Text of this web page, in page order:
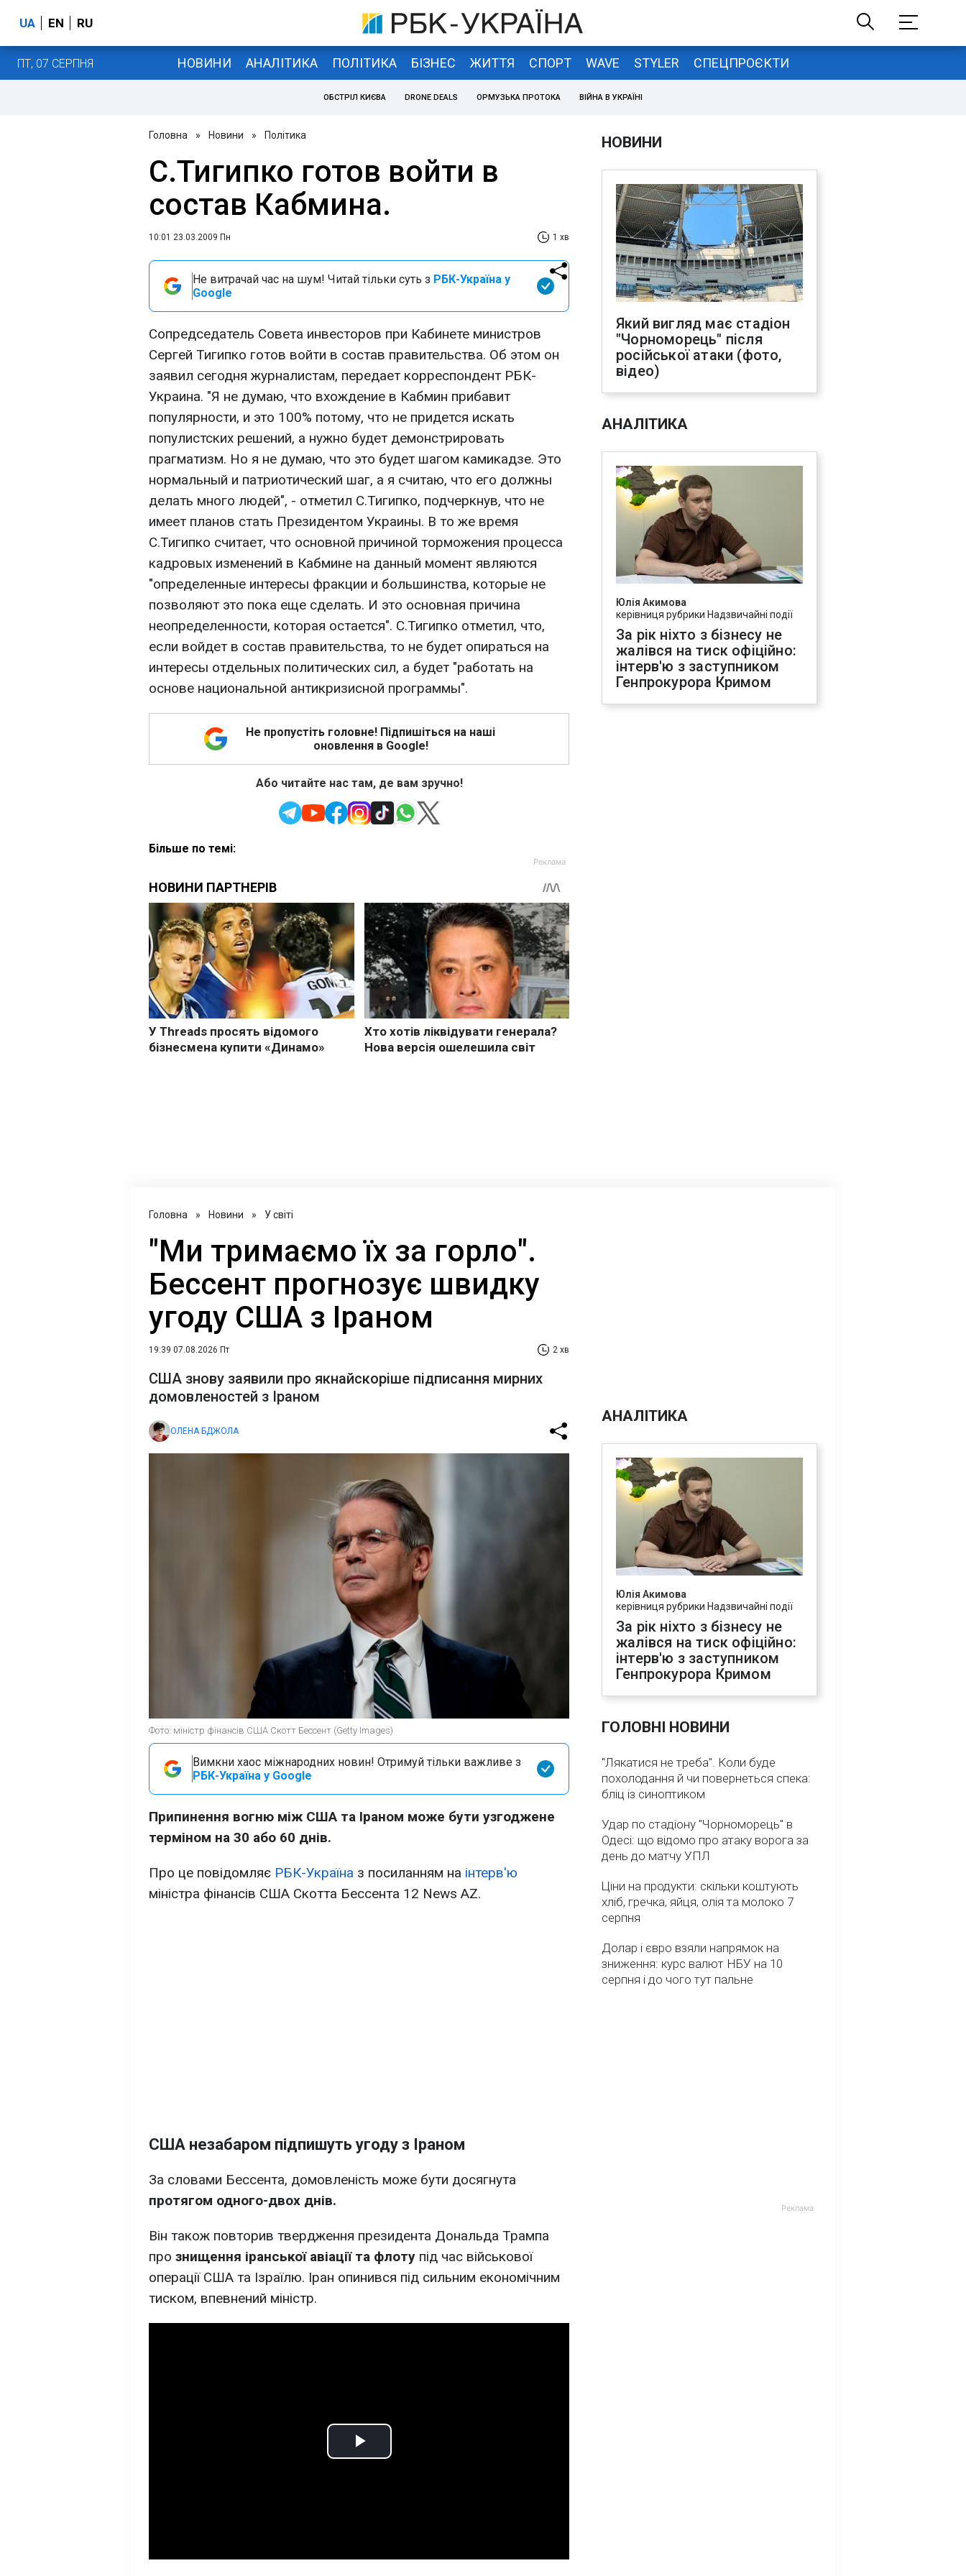
UA EN RU
ПТ, 07 СЕРПНЯ НОВИНИ АНАЛІТИКА ПОЛІТИКА БІЗНЕС ЖИТТЯ СПОРТ WAVE STYLER СПЕЦПРОЄКТИ
ОБСТРІЛ КИЄВА DRONE DEALS ОРМУЗЬКА ПРОТОКА ВІЙНА В УКРАЇНІ
Головна » Новини » Політика
С.Тигипко готов войти в
состав Кабмина.
10:01 23.03.2009 Пн 1 хв
Не витрачай час на шум! Читай тільки суть з РБК-Україна у
Google
Сопредседатель Совета инвесторов при Кабинете министров
Сергей Тигипко готов войти в состав правительства. Об этом он
заявил сегодня журналистам, передает корреспондент РБК-
Украина. "Я не думаю, что вхождение в Кабмин прибавит
популярности, и это 100% потому, что не придется искать
популистских решений, а нужно будет демонстрировать
прагматизм. Но я не думаю, что это будет шагом камикадзе. Это
нормальный и патриотический шаг, а я считаю, что его должны
делать много людей", - отметил С.Тигипко, подчеркнув, что не
имеет планов стать Президентом Украины. В то же время
С.Тигипко считает, что основной причиной торможения процесса
кадровых изменений в Кабмине на данный момент являются
"определенные интересы фракции и большинства, которые не
позволяют это пока еще сделать. И это основная причина
неопределенности, которая остается". С.Тигипко отметил, что,
если войдет в состав правительства, то не будет опираться на
интересы отдельных политических сил, а будет "работать на
основе национальной антикризисной программы".
Не пропустіть головне! Підпишіться на наші
оновлення в Google!
Або читайте нас там, де вам зручно!
Більше по темі:
НОВИНИ
Який вигляд має стадіон
"Чорноморець" після
російської атаки (фото,
відео)
АНАЛІТИКА
Юлія Акимова
керівниця рубрики Надзвичайні події
За рік ніхто з бізнесу не
жалівся на тиск офіційно:
інтерв'ю з заступником
Генпрокурора Кримом
Головна » Новини » У світі
"Ми тримаємо їх за горло".
Бессент прогнозує швидку
угоду США з Іраном
19:39 07.08.2026 Пт 2 хв
США знову заявили про якнайскоріше підписання мирних
домовленостей з Іраном
ОЛЕНА БДЖОЛА
Фото: міністр фінансів США Скотт Бессент (Getty Images)
Вимкни хаос міжнародних новин! Отримуй тільки важливе з
РБК-Україна у Google
Припинення вогню між США та Іраном може бути узгоджене
терміном на 30 або 60 днів.
Про це повідомляє РБК-Україна з посиланням на інтерв'ю
міністра фінансів США Скотта Бессента 12 News AZ.
США незабаром підпишуть угоду з Іраном
За словами Бессента, домовленість може бути досягнута
протягом одного-двох днів.
Він також повторив твердження президента Дональда Трампа
про знищення іранської авіації та флоту під час військової
операції США та Ізраїлю. Іран опинився під сильним економічним
тиском, впевнений міністр.
Play
АНАЛІТИКА
Юлія Акимова
керівниця рубрики Надзвичайні події
За рік ніхто з бізнесу не
жалівся на тиск офіційно:
інтерв'ю з заступником
Генпрокурора Кримом
ГОЛОВНІ НОВИНИ
"Лякатися не треба". Коли буде
похолодання й чи повернеться спека:
бліц із синоптиком
Удар по стадіону "Чорноморець" в
Одесі: що відомо про атаку ворога за
день до матчу УПЛ
Ціни на продукти: скільки коштують
хліб, гречка, яйця, олія та молоко 7
серпня
Долар і євро взяли напрямок на
зниження: курс валют НБУ на 10
серпня і до чого тут пальне